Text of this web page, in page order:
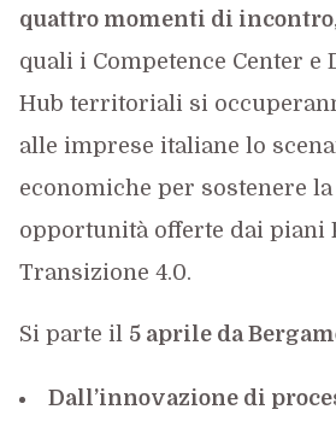
quattro momenti di incontro
quali i Competence Center
Hub territoriali si
alle imprese italiane lo
economiche per sostenere
opportunità offerte dai piani
Transizione 4.0.
Si parte il 5 aprile da
Dall’innovazione di